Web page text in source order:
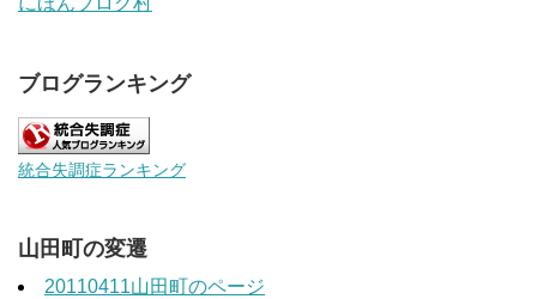
ブログランキング
統合失調症ランキング
山田町の変遷
20110411山田町のページ